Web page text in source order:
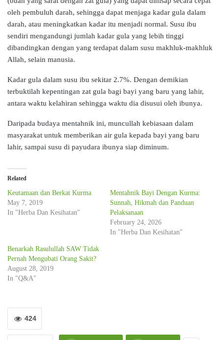
oleh pembuluh darah, sehingga dapat menjaga kadar gula dalam
darah, atau meningkatkan kadar itu menjadi normal. Susu ibu
sendiri mengandungi jumlah kadar gula yang lebih tinggi
dibandingkan dengan yang terdapat dalam susu makhluk-makhluk
Allah, selain manusia.
Kadar gula dalam susu ibu sekitar 2.7%. Dengan demikian
terbuktilah kepentingan zat gula bagi bayi yang baru yang lahir,
antara waktu kelahiran sehingga waktu dia disusui oleh ibunya.
Daripada budaya mentahnik ini, muncullah kebiasaan dalam
masyarakat untuk memberikan air gula kepada bayi yang baru
lahir, sampai susu di payudara ibunya siap diminum.
Related
Keutamaan dan Berkat Kurma
May 7, 2019
In "Herba Dan Kesihatan"
Mentahnik Bayi Dengan Kurma:
Sunnah, Hikmah dan Panduan
Pelaksanaan
February 24, 2026
In "Herba Dan Kesihatan"
Benarkah Rasulullah SAW Tidak
Pernah Mengubati Orang Sakit?
August 28, 2019
In "Q&A"
424